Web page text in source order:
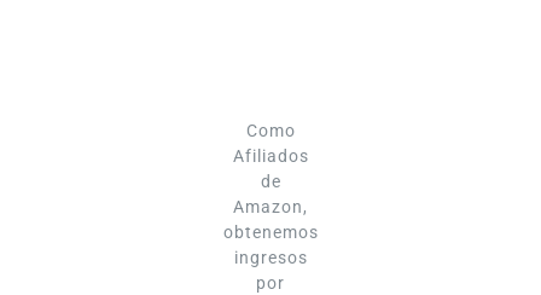
Como
Afiliados
de
Amazon,
obtenemos
ingresos
por